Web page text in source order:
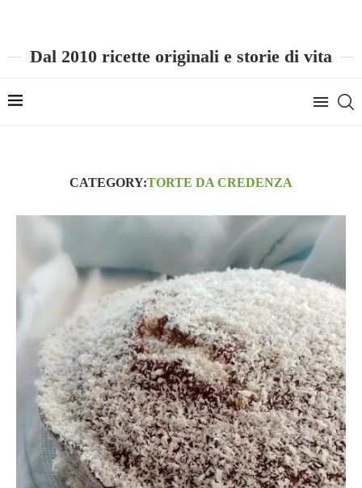
Dal 2010 ricette originali e storie di vita
CATEGORY:TORTE DA CREDENZA